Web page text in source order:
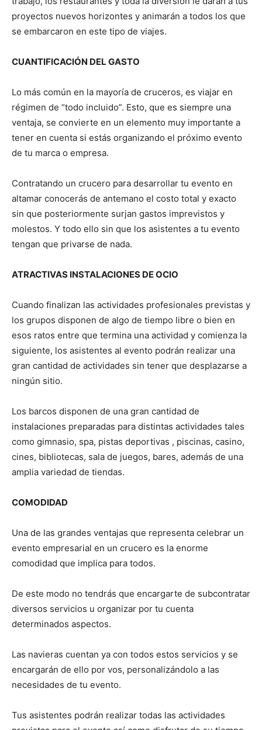
proyectos nuevos horizontes y animarán a todos los que
se embarcaron en este tipo de viajes.
CUANTIFICACIÓN DEL GASTO
Lo más común en la mayoría de cruceros, es viajar en
régimen de “todo incluido”. Esto, que es siempre una
ventaja, se convierte en un elemento muy importante a
tener en cuenta si estás organizando el próximo evento
de tu marca o empresa.
Contratando un crucero para desarrollar tu evento en
altamar conocerás de antemano el costo total y exacto
sin que posteriormente surjan gastos imprevistos y
molestos. Y todo ello sin que los asistentes a tu evento
tengan que privarse de nada.
ATRACTIVAS INSTALACIONES DE OCIO
Cuando finalizan las actividades profesionales previstas y
los grupos disponen de algo de tiempo libre o bien en
esos ratos entre que termina una actividad y comienza la
siguiente, los asistentes al evento podrán realizar una
gran cantidad de actividades sin tener que desplazarse a
ningún sitio.
Los barcos disponen de una gran cantidad de
instalaciones preparadas para distintas actividades tales
como gimnasio, spa, pistas deportivas , piscinas, casino,
cines, bibliotecas, sala de juegos, bares, además de una
amplia variedad de tiendas.
COMODIDAD
Una de las grandes ventajas que representa celebrar un
evento empresarial en un crucero es la enorme
comodidad que implica para todos.
De este modo no tendrás que encargarte de subcontratar
diversos servicios u organizar por tu cuenta
determinados aspectos.
Las navieras cuentan ya con todos estos servicios y se
encargarán de ello por vos, personalizándolo a las
necesidades de tu evento.
Tus asistentes podrán realizar todas las actividades